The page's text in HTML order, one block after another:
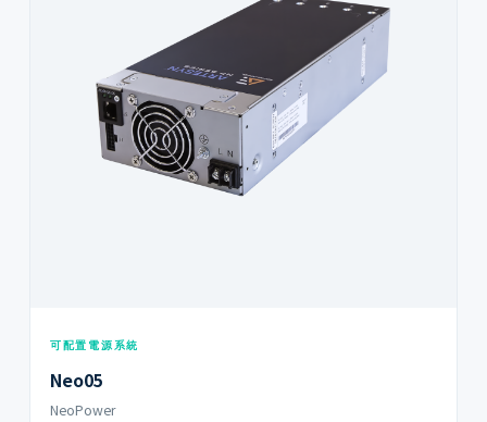
可配置電源系統
Neo05
NeoPower